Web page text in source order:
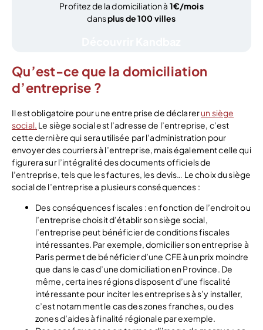
Profitez de la domiciliation à 1€/mois
dansplus de 100 villes
Qu’est-ce que la domiciliation
d’entreprise ?
Il est obligatoire pour une entreprise de déclarerun siège
social. Le siège social est l’adresse de l’entreprise, c’est
cette dernière qui sera utilisée par l’administration pour
envoyer des courriers à l’entreprise, mais également celle qui
figurera sur l’intégralité des documents officiels de
l’entreprise, tels que les factures, les devis… Le choix du siège
social de l’entreprise a plusieurs conséquences :
Des conséquences fiscales : en fonction de l’endroit ou
l’entreprise choisit d’établir son siège social,
l’entreprise peut bénéficier de conditions fiscales
intéressantes. Par exemple, domicilier son entreprise à
Paris permet de bénéficier d’une CFE à un prix moindre
que dans le cas d’une domiciliation en Province. De
même, certaines régions disposent d’une fiscalité
intéressante pour inciter les entreprises à s’y installer,
c’est notamment le cas des zones franches, ou des
zones d’aides à finalité régionale par exemple.